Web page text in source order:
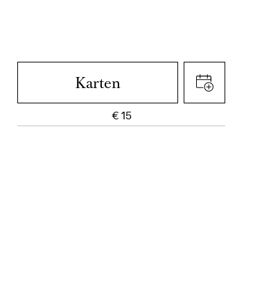
Karten
€ 15